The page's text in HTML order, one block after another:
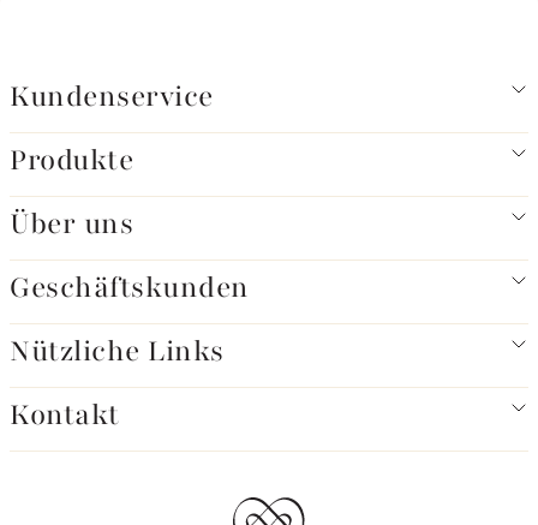
Kundenservice
Produkte
Über uns
Geschäftskunden
Nützliche Links
Kontakt